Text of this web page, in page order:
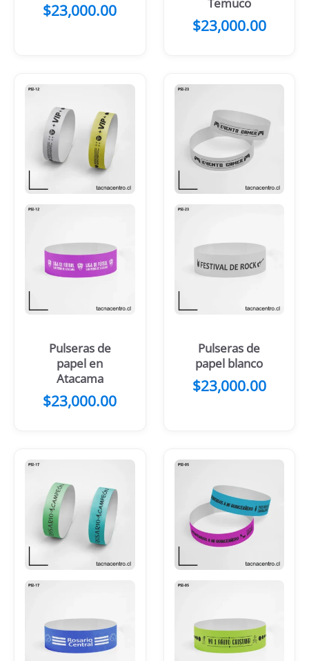
$23,000.00
$23,000.00
Pulseras de
papel en
Atacama
$23,000.00
Pulseras de
papel blanco
$23,000.00